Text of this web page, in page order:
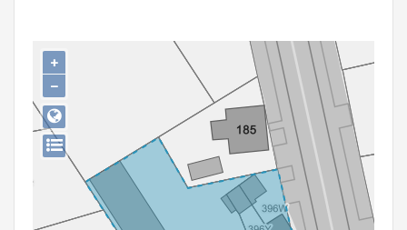
Gebeurtenis
Persoon of collectief
Downloads
Hergebruik
+
−